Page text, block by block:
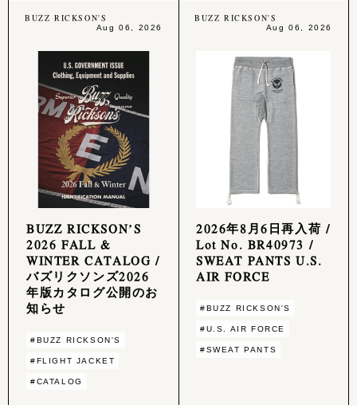
BUZZ RICKSON'S
Aug 06, 2026
BUZZ RICKSON’S
2026 FALL &
WINTER CATALOG /
バズリクソンズ2026
年版カタログ公開のお
知らせ
#BUZZ RICKSON'S
#FLIGHT JACKET
#CATALOG
BUZZ RICKSON'S
Aug 06, 2026
2026年8月6日再入荷 /
Lot No. BR40973 /
SWEAT PANTS U.S.
AIR FORCE
#BUZZ RICKSON'S
#U.S. AIR FORCE
#SWEAT PANTS